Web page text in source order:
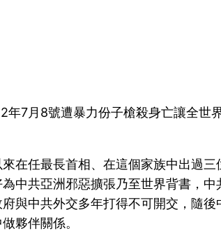
年7月8號遭暴力份子槍殺身亡讓全
在任最長首相、在這個家族中出過
中共亞洲邪惡擴張乃至世界背書，
與中共外交多年打得不可開交，隨
夥伴關係。